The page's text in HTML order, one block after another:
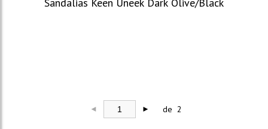
◄ ► de 2